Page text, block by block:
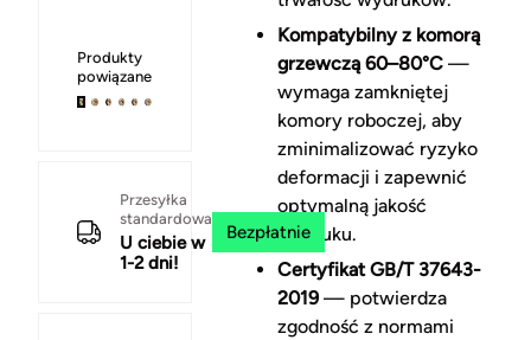
Produkty
powiązane
Przesyłka
standardowa
U ciebie w
1-2 dni!
Bezpłatnie
Kompatybilny z komorą
grzewczą 60–80°C—
wymaga zamkniętej
komory roboczej, aby
zminimalizować ryzyko
deformacji i zapewnić
optymalną jakość
wydruku.
Certyfikat GB/T 37643-
2019— potwierdza
zgodność z normami